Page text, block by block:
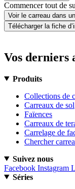
Commencer tout de
Voir le carreau dans
Télécharger la fiche
Vos derniers
Produits
Collections de
Carreaux de sol
Faïences
Carreaux de
Carrelage de
Chercher
Suivez nous
Facebook Instagram
Séries